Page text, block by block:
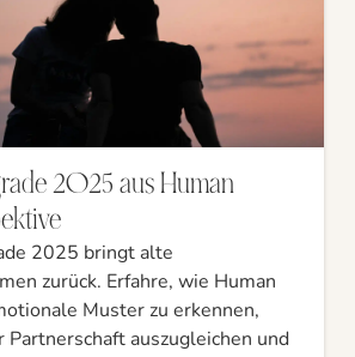
2025 aus Human
2025 bringt alte
zurück. Erfahre, wie Human
Muster zu erkennen,
auszugleichen und